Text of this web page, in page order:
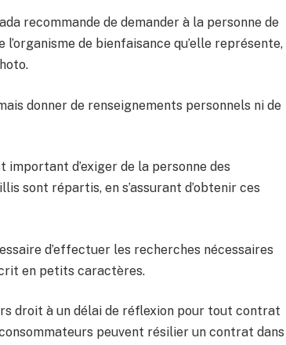
recommande de demander à la personne de
de bienfaisance qu’elle représente,
donner de renseignements personnels ni de
important d’exiger de la personne des
sont répartis, en s’assurant d’obtenir ces
d’effectuer les recherches nécessaires
en petits caractères.
droit à un délai de réflexion pour tout contrat
peuvent résilier un contrat dans